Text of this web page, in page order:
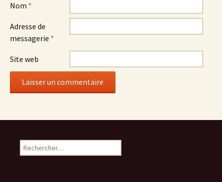
Nom *
Adresse de
messagerie *
Site web
R
e